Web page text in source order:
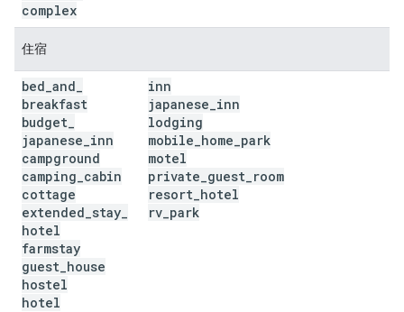
complex
住宿
bed and
breakfast
budget
japanese inn
campground
camping cabin
cottage
extended stay
hotel
farmstay
guest house
hostel
hotel
inn
japanese inn
lodging
mobile home park
motel
private guest room
resort hotel
rv park